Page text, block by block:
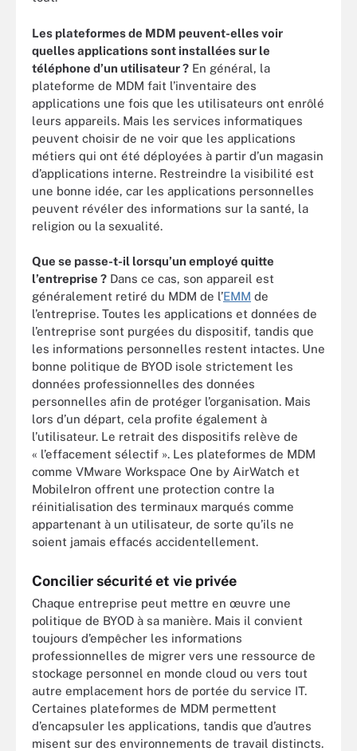
Les plateformes de MDM peuvent-elles voir
quelles applications sont installées sur le
téléphone d’un utilisateur ? En général, la
plateforme de MDM fait l’inventaire des
applications une fois que les utilisateurs ont enrôlé
leurs appareils. Mais les services informatiques
peuvent choisir de ne voir que les applications
métiers qui ont été déployées à partir d’un magasin
d’applications interne. Restreindre la visibilité est
une bonne idée, car les applications personnelles
peuvent révéler des informations sur la santé, la
religion ou la sexualité.
Que se passe-t-il lorsqu’un employé quitte
l’entreprise ? Dans ce cas, son appareil est
généralement retiré du MDM de l’EMM de
l’entreprise. Toutes les applications et données de
l’entreprise sont purgées du dispositif, tandis que
les informations personnelles restent intactes. Une
bonne politique de BYOD isole strictement les
données professionnelles des données
personnelles afin de protéger l’organisation. Mais
lors d’un départ, cela profite également à
l’utilisateur. Le retrait des dispositifs relève de
« l’effacement sélectif ». Les plateformes de MDM
comme VMware Workspace One by AirWatch et
MobileIron offrent une protection contre la
réinitialisation des terminaux marqués comme
appartenant à un utilisateur, de sorte qu’ils ne
soient jamais effacés accidentellement.
Concilier sécurité et vie privée
Chaque entreprise peut mettre en œuvre une
politique de BYOD à sa manière. Mais il convient
toujours d’empêcher les informations
professionnelles de migrer vers une ressource de
stockage personnel en monde cloud ou vers tout
autre emplacement hors de portée du service IT.
Certaines plateformes de MDM permettent
d’encapsuler les applications, tandis que d’autres
misent sur des environnements de travail distincts.